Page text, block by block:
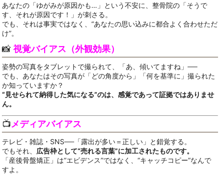
あなたの「ゆがみが原因かも…」という不安に、整骨院の「そうで
す、それが原因です！」が刺さる。
でも、それは事実ではなく、“あなたの思い込みに都合よく合わせただ
け”。
📸視覚バイアス（外観効果）
姿勢の写真をタブレットで撮られて、「あ、傾いてますね」──
でも、あなたはその写真が「どの角度から」「何を基準に」撮られた
か知っていますか？
“見せられて納得した気になる”のは、感覚であって証拠ではありませ
ん。
📺メディアバイアス
テレビ・雑誌・SNS──「露出が多い＝正しい」と錯覚する。
でもそれ、 広告枠として“売れる言葉”に加工されたものです。
「産後骨盤矯正」は“エビデンス”ではなく、“キャッチコピー”なんで
すよ。